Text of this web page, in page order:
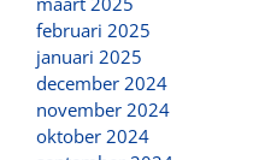
februari 2025
januari 2025
december 2024
november 2024
oktober 2024